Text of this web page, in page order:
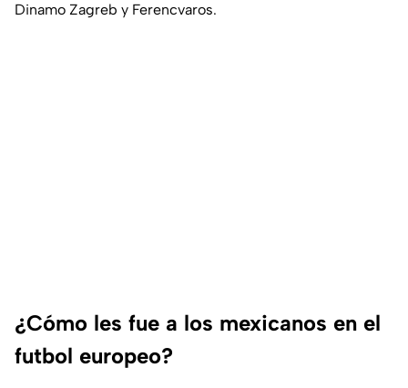
Dinamo Zagreb y Ferencvaros.
¿Cómo les fue a los mexicanos en el
futbol europeo?